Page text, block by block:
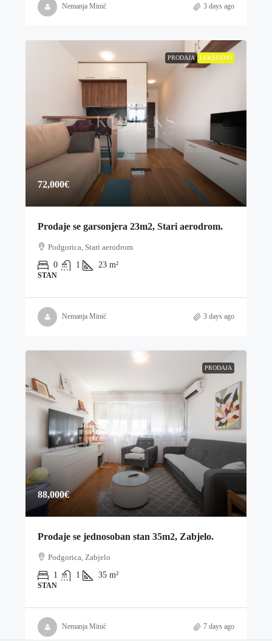
Nemanja Minić 3 days ago
PRODAJA LUKSUZNO
72,000€
Prodaje se garsonjera 23m2, Stari aerodrom.
Podgorica, Stari aerodrom
0
1 23 m²
STAN
Nemanja Minić 3 days ago
PRODAJA
88,000€
Prodaje se jednosoban stan 35m2, Zabjelo.
Podgorica, Zabjelo
1
1 35 m²
STAN
Nemanja Minić 7 days ago